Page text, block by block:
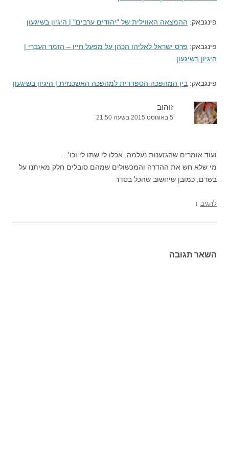
פינגבאק: ההמצאה האווילית של "יהודים ערבים" | היגיון בשיגעון
פינגבאק: פרס ישראל לאליהו הכהן על מפעל חייו – הזמר העברי |
היגיון בשיגעון
פינגבאק: בין המהפכה הספרדית למהפכה האשכנזית | היגיון בשיגעון
זוהוב
5 באוגוסט 2015 בשעה 21:50
ועוד אומרים שהגזענות נעלמה, אכלו לי שתו לי וכו'…
מי שלא חש את ההדרה והמכשולים שמהם סובלים חלק מאיתנו על
בשרם, כמובן שיחשוב שהכל בסדר
להגיב ↓
השאר תגובה